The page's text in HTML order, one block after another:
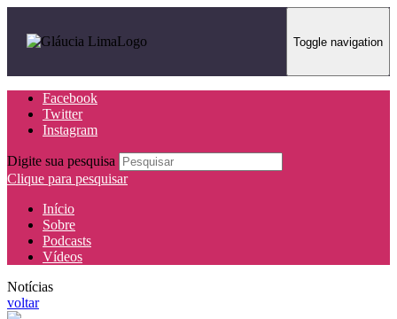
Toggle navigation
Facebook
Twitter
Instagram
Digite sua pesquisa
Clique para pesquisar
Início
Sobre
Podcasts
Vídeos
Notícias
voltar